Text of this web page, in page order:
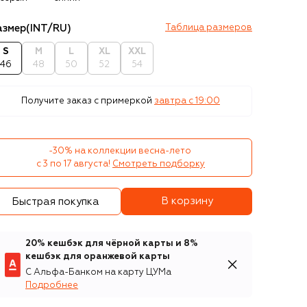
(INT/RU) Таблица размеров
S
46
M
48
L
50
XL
52
XXL
54
Получите заказ с примеркой завтра c 19:00
-30% на коллекции весна-лето
с 3 по 17 августа! Смотреть подборку
Быстрая покупка В корзину
20% кешбэк для чёрной карты и 8%
кешбэк для оранжевой карты
С Альфа-Банком на карту ЦУМа
Подробнее